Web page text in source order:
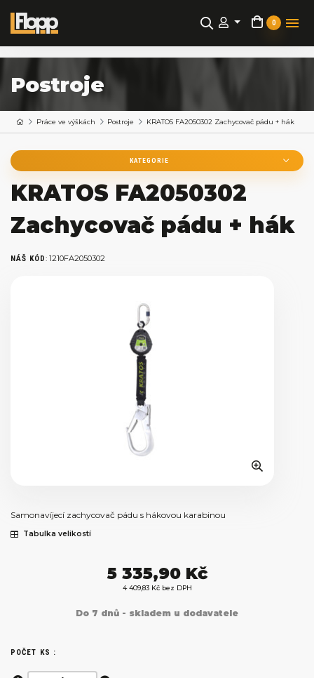
0
Postroje
Práce ve výškách Postroje KRATOS FA2050302 Zachycovač pádu + hák
KATEGORIE
KRATOS FA2050302
Zachycovač pádu + hák
NÁŠ KÓD: 1210FA2050302
Samonavíjecí zachycovač pádu s hákovou karabinou
Tabulka velikostí
5 335,90 Kč
4 409,83 Kč bez DPH
Do 7 dnů - skladem u dodavatele
POČET KS :